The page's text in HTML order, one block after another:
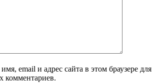
email и адрес сайта в этом браузере для
комментариев.